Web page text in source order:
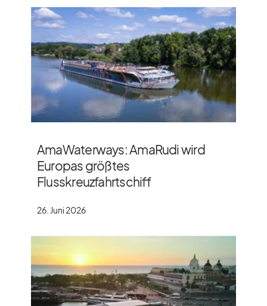
AmaWaterways: AmaRudi wird
Europas größtes
Flusskreuzfahrtschiff
26. Juni 2026